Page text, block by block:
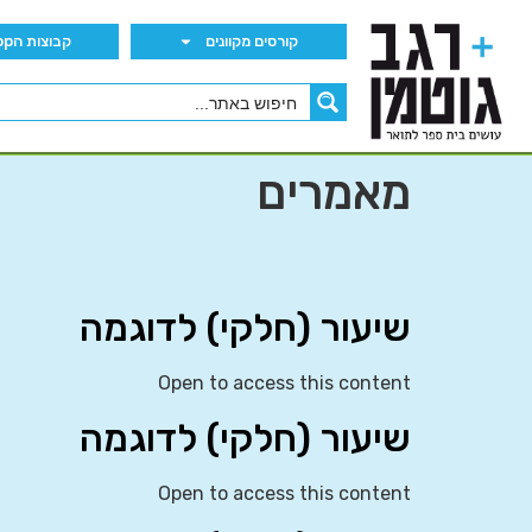
קורסים מקוונים קבוצות הWhatsApp
מאמרים
שיעור (חלקי) לדוגמה
Open to access this content
שיעור (חלקי) לדוגמה
Open to access this content